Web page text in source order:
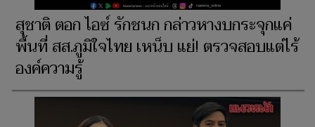
สุชาติ ตอก ไอซ์ รักชนก กล่าวหางบกระจุกแค่
พื้นที่ สส.ภูมิใจไทย เหน็บ แย่! ตรวจสอบแต่ไร้
องค์ความรู้